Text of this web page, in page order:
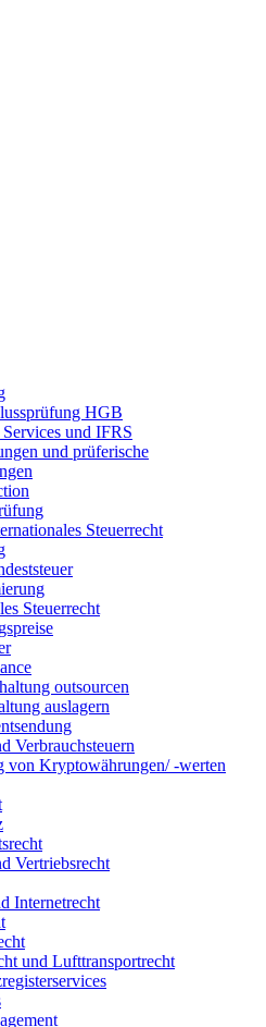
HGB
und IFRS
und prüferische
Steuerrecht
Steuerrecht
outsourcen
auslagern
Verbrauchsteuern
von Kryptowährungen/ -werten
Vertriebsrecht
Internetrecht
und Lufttransportrecht